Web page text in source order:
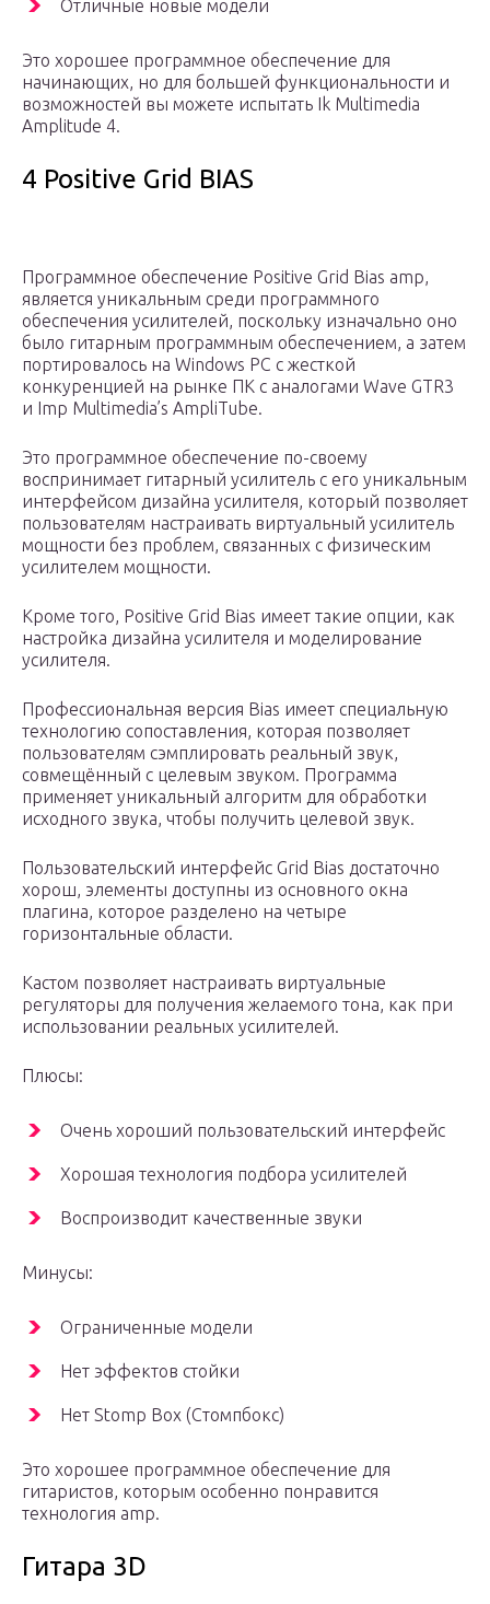
Отличные новые модели
Это хорошее программное обеспечение для
начинающих, но для большей функциональности и
возможностей вы можете испытать Ik Multimedia
Amplitude 4.
4 Positive Grid BIAS
Программное обеспечение Positive Grid Bias amp,
является уникальным среди программного
обеспечения усилителей, поскольку изначально оно
было гитарным программным обеспечением, а затем
портировалось на Windows PC с жесткой
конкуренцией на рынке ПК с аналогами Wave GTR3
и Imp Multimedia’s AmpliTube.
Это программное обеспечение по-своему
воспринимает гитарный усилитель с его уникальным
интерфейсом дизайна усилителя, который позволяет
пользователям настраивать виртуальный усилитель
мощности без проблем, связанных с физическим
усилителем мощности.
Кроме того, Positive Grid Bias имеет такие опции, как
настройка дизайна усилителя и моделирование
усилителя.
Профессиональная версия Bias имеет специальную
технологию сопоставления, которая позволяет
пользователям сэмплировать реальный звук,
совмещённый с целевым звуком. Программа
применяет уникальный алгоритм для обработки
исходного звука, чтобы получить целевой звук.
Пользовательский интерфейс Grid Bias достаточно
хорош, элементы доступны из основного окна
плагина, которое разделено на четыре
горизонтальные области.
Кастом позволяет настраивать виртуальные
регуляторы для получения желаемого тона, как при
использовании реальных усилителей.
Плюсы:
Очень хороший пользовательский интерфейс
Хорошая технология подбора усилителей
Воспроизводит качественные звуки
Минусы:
Ограниченные модели
Нет эффектов стойки
Нет Stomp Box (Стомпбокс)
Это хорошее программное обеспечение для
гитаристов, которым особенно понравится
технология amp.
Гитара 3D